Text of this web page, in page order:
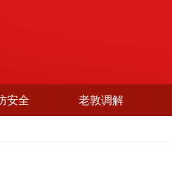
安全 老敦调解